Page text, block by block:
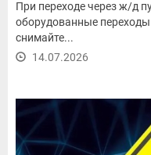
При переходе через ж/д
оборудованные переходы
снимайте...
14.07.2026